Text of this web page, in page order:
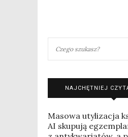
NAJCHĘTNIEJ
Masowa utylizacja
AI skupują